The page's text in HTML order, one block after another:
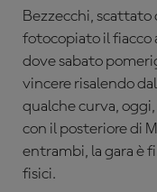
Bezzecchi, scattato
fotocopiato il fiacco
dove sabato
vincere risalendo
qualche curva,
con il posteriore di
entrambi, la gara è
fisici.